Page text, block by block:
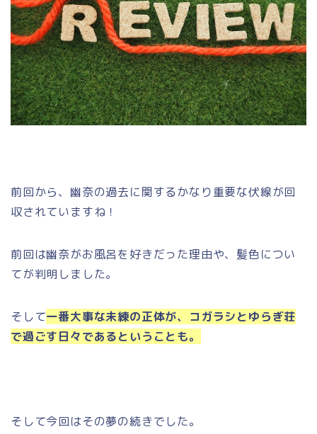
前回から、幽奈の過去に関するかなり重要な伏線が回
収されていますね！
前回は幽奈がお風呂を好きだった理由や、髪色につい
てが判明しました。
そして一番大事な未練の正体が、コガラシとゆらぎ荘
で過ごす日々であるということも。
そして今回はその夢の続きでした。